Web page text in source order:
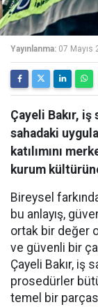
Yayınlanma: 07 Mayıs
Çayeli Bakır, iş
sahadaki
katılımını
kurum
Bireysel
bu anlayış,
ortak bir değer
ve güvenli bir
Çayeli Bakır, iş
prosedürler
temel bir